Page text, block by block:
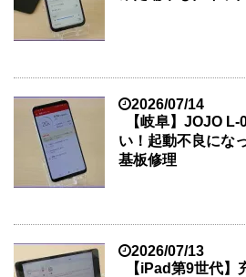
2026/07/14
【岐阜】JOJO
い！起動不良にな
基板修理
2026/07/13
【iPad第9世代